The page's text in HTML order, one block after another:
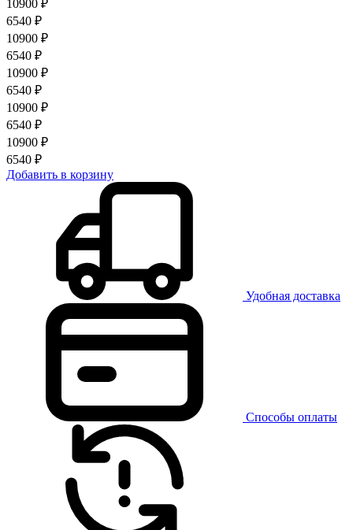
10900 ₽
6540 ₽
10900 ₽
6540 ₽
10900 ₽
6540 ₽
10900 ₽
6540 ₽
10900 ₽
6540 ₽
Добавить в корзину
Удобная доставка
Способы оплаты